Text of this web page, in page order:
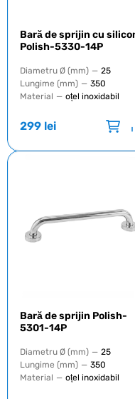
Bară de sprijin cu
Polish-5330-14P
Diametru Ø (mm) — 25
Lungime (mm) — 350
Material — oțel inoxidabil
299 lei
Bară de sprijin Polish-
5301-14P
Diametru Ø (mm) — 25
Lungime (mm) — 350
Material — oțel inoxidabil